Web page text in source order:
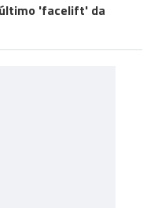
último 'facelift' da